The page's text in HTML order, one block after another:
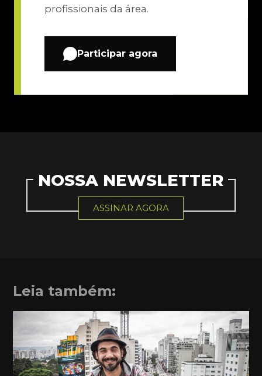
profissionais da área.
Participar agora
NOSSA NEWSLETTER
ASSINAR AGORA
Leia também: